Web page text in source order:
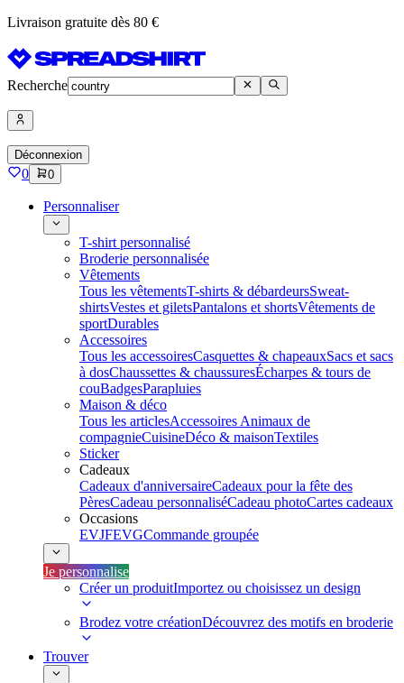
Livraison gratuite dès 80 €
Recherche
Déconnexion
0 0
Personnaliser
T-shirt personnalisé
Broderie personnalisée
Vêtements
Tous les vêtementsT-shirts & débardeursSweat-
shirtsVestes et giletsPantalons et shortsVêtements de
sportDurables
Accessoires
Tous les accessoiresCasquettes & chapeauxSacs et sacs
à dosChaussettes & chaussuresÉcharpes & tours de
couBadgesParapluies
Maison & déco
Tous les articlesAccessoires Animaux de
compagnieCuisineDéco & maisonTextiles
Sticker
Cadeaux
Cadeaux d'anniversaireCadeaux pour la fête des
PèresCadeau personnaliséCadeau photoCartes cadeaux
Occasions
EVJFEVGCommande groupée
Je personnalise
Créer un produitImportez ou choisissez un design
Brodez votre créationDécouvrez des motifs en broderie
Trouver